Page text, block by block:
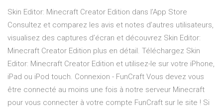
‎Skin Editor: Minecraft Creator Edition dans l’App Store
‎Consultez et comparez les avis et notes d’autres utilisateurs,
visualisez des captures d’écran et découvrez Skin Editor:
Minecraft Creator Edition plus en détail. Téléchargez Skin
Editor: Minecraft Creator Edition et utilisez-le sur votre iPhone,
iPad ou iPod touch. Connexion - FunCraft Vous devez vous
être connecté au moins une fois à notre serveur Minecraft
pour vous connecter à votre compte FunCraft sur le site ! Si